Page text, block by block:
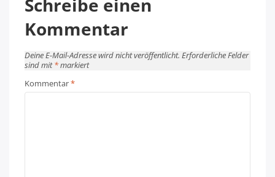
Schreibe einen
Kommentar
Deine E-Mail-Adresse wird nicht veröffentlicht. Erforderliche Felder
sind mit*markiert
Kommentar*